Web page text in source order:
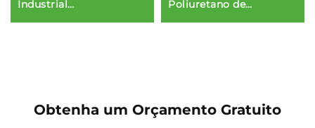
Industrial
Personalizados, Perfis
Poliuretano de
Qualidade Industrial Sob
Obtenha um Orçamento Gratuito